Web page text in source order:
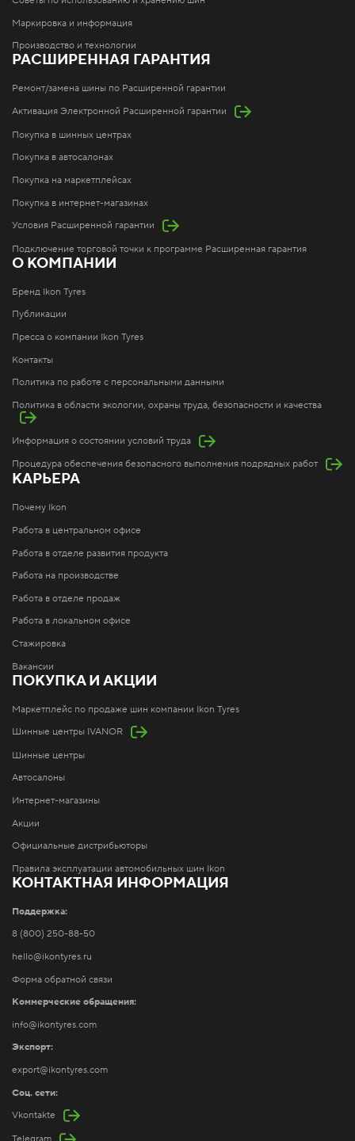
Маркировка и информация
Производство и технологии
РАСШИРЕННАЯ ГАРАНТИЯ
Ремонт/замена шины по Расширенной гарантии
Активация Электронной Расширенной гарантии
Покупка в шинных центрах
Покупка в автосалонах
Покупка на маркетплейсах
Покупка в интернет-магазинах
Условия Расширенной гарантии
Подключение торговой точки к программе Расширенная гарантия
О КОМПАНИИ
Бренд Ikon Tyres
Публикации
Пресса о компании Ikon Tyres
Контакты
Политика по работе с персональными данными
Политика в области экологии, охраны труда, безопасности и качества
Информация о состоянии условий труда
Процедура обеспечения безопасного выполнения подрядных работ
КАРЬЕРА
Почему Ikon
Работа в центральном офисе
Работа в отделе развития продукта
Работа на производстве
Работа в отделе продаж
Работа в локальном офисе
Стажировка
Вакансии
ПОКУПКА И АКЦИИ
Маркетплейс по продаже шин компании Ikon Tyres
Шинные центры IVANOR
Шинные центры
Автосалоны
Интернет-магазины
Акции
Официальные дистрибьюторы
Правила эксплуатации автомобильных шин Ikon
КОНТАКТНАЯ ИНФОРМАЦИЯ
Поддержка:
8 (800) 250-88-50
hello@ikontyres.ru
Форма обратной связи
Коммерческие обращения:
info@ikontyres.com
Экспорт:
export@ikontyres.com
Соц. сети:
Vkontakte